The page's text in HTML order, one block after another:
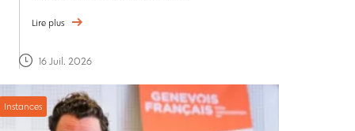
Lire plus
16 Juil. 2026
Instances